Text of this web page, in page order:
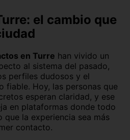
el cambio que
en Turre han vivido un
al sistema del pasado,
perfiles dudosos y el
fiable. Hoy, las personas que
esperan claridad, y ese
en plataformas donde todo
que la experiencia sea más
contacto.